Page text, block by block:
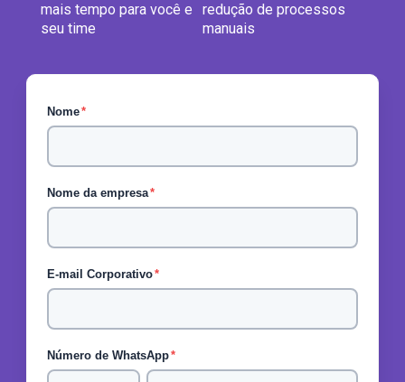
mais tempo para você e
seu time
redução de processos
manuais
Nome*
Nome da empresa*
E-mail Corporativo*
Número de WhatsApp*